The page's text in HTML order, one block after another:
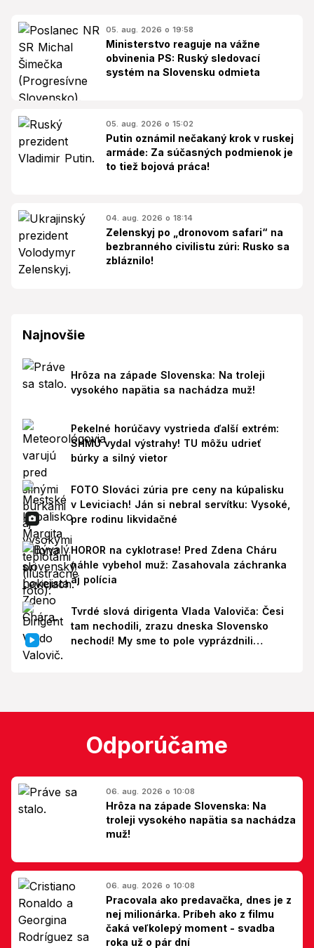
05. aug. 2026 o 19:58
Ministerstvo reaguje na vážne
obvinenia PS: Ruský sledovací
systém na Slovensku odmieta
05. aug. 2026 o 15:02
Putin oznámil nečakaný krok v ruskej
armáde: Za súčasných podmienok je
to tiež bojová práca!
04. aug. 2026 o 18:14
Zelenskyj po „dronovom safari“ na
bezbranného civilistu zúri: Rusko sa
zbláznilo!
Najnovšie
Hrôza na západe Slovenska: Na troleji
vysokého napätia sa nachádza muž!
Pekelné horúčavy vystrieda ďalší extrém:
SHMÚ vydal výstrahy! TU môžu udrieť
búrky a silný vietor
FOTO Slováci zúria pre ceny na kúpalisku
v Leviciach! Ján si nebral servítku: Vysoké,
pre rodinu likvidačné
HOROR na cyklotrase! Pred Zdena Cháru
náhle vybehol muž: Zasahovala záchranka
aj polícia
Tvrdé slová dirigenta Vlada Valoviča: Česi
tam nechodili, zrazu dneska Slovensko
nechodí! My sme to pole vyprázdnili
Odporúčame
06. aug. 2026 o 10:08
Hrôza na západe Slovenska: Na
troleji vysokého napätia sa nachádza
muž!
06. aug. 2026 o 10:08
Pracovala ako predavačka, dnes je z
nej milionárka. Príbeh ako z filmu
čaká veľkolepý moment - svadba
roka už o pár dní